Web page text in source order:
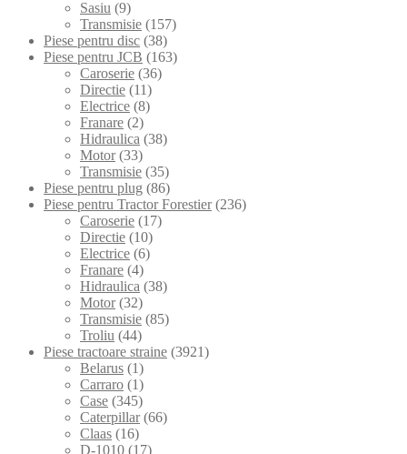
Sasiu (9)
Transmisie (157)
Piese pentru disc (38)
Piese pentru JCB (163)
Caroserie (36)
Directie (11)
Electrice (8)
Franare (2)
Hidraulica (38)
Motor (33)
Transmisie (35)
Piese pentru plug (86)
Piese pentru Tractor Forestier (236)
Caroserie (17)
Directie (10)
Electrice (6)
Franare (4)
Hidraulica (38)
Motor (32)
Transmisie (85)
Troliu (44)
Piese tractoare straine (3921)
Belarus (1)
Carraro (1)
Case (345)
Caterpillar (66)
Claas (16)
D-1010 (17)